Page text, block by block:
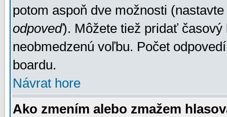
potom aspoň dve možnosti
odpoveď). Môžete tiež pridať
neobmedzenú voľbu. Počet
boardu.
Návrat hore
Ako zmením alebo zmažem